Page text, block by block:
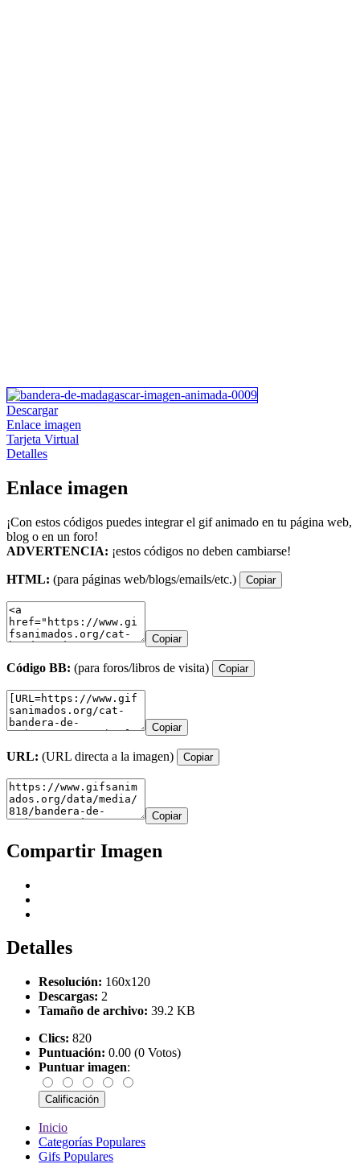
Descargar
Enlace imagen
Tarjeta Virtual
Detalles
Enlace imagen
¡Con estos códigos puedes integrar el gif animado en tu página web,
blog o en un foro!
ADVERTENCIA: ¡estos códigos no deben cambiarse!
HTML: (para páginas web/blogs/emails/etc.) Copiar
Copiar
Código BB: (para foros/libros de visita) Copiar
Copiar
URL: (URL directa a la imagen) Copiar
Copiar
Compartir Imagen
Detalles
Resolución: 160x120
Descargas: 2
Tamaño de archivo: 39.2 KB
Clics: 820
Puntuación: 0.00 (0 Votos)
Puntuar imagen:
Inicio
Categorías Populares
Gifs Populares